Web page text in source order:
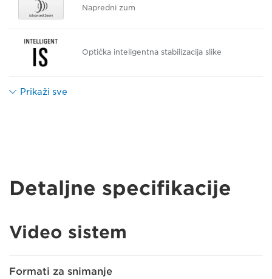
Napredni zum
Optička inteligentna stabilizacija slike
Prikaži sve
Detaljne specifikacije
Video sistem
Formati za snimanje